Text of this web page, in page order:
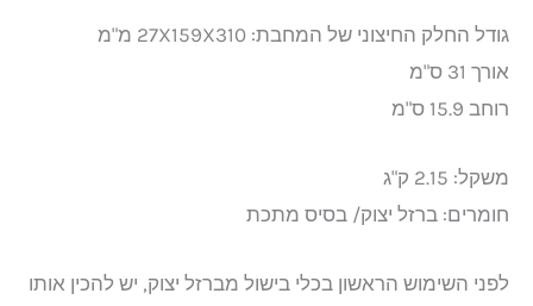
גודל החלק החיצוני של המחבת: 27X159X310 מ"מ
אורך 31 ס"מ
רוחב 15.9 ס"מ
משקל: 2.15 ק"ג
חומרים: ברזל יצוק/ בסיס מתכת
לפני השימוש הראשון בכלי בישול מברזל יצוק, יש להכין אותו